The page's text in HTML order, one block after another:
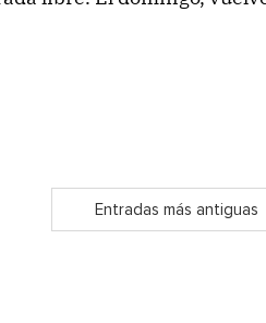
Entradas más antiguas